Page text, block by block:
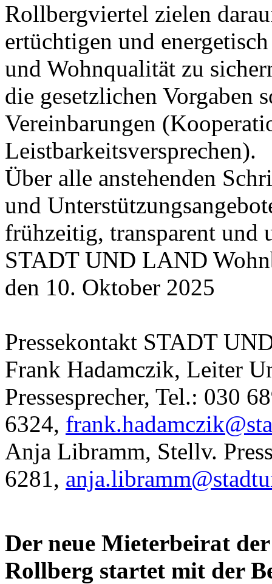
Rollbergviertel zielen
ertüchtigen und
und Wohnqualität zu
die gesetzlichen Vorgaben
Vereinbarungen
Leistbarkeitsversprechen).
Über alle anstehenden
und
frühzeitig, transparent und
STADT UND LAND
den 10. Oktober 2025
Pressekontakt STADT
Frank Hadamczik, Leiter
Pressesprecher, Tel.: 030
6324,
Anja Libramm, Stellv.
6281,
Der neue Mieterbeirat
Rollberg startet mit der